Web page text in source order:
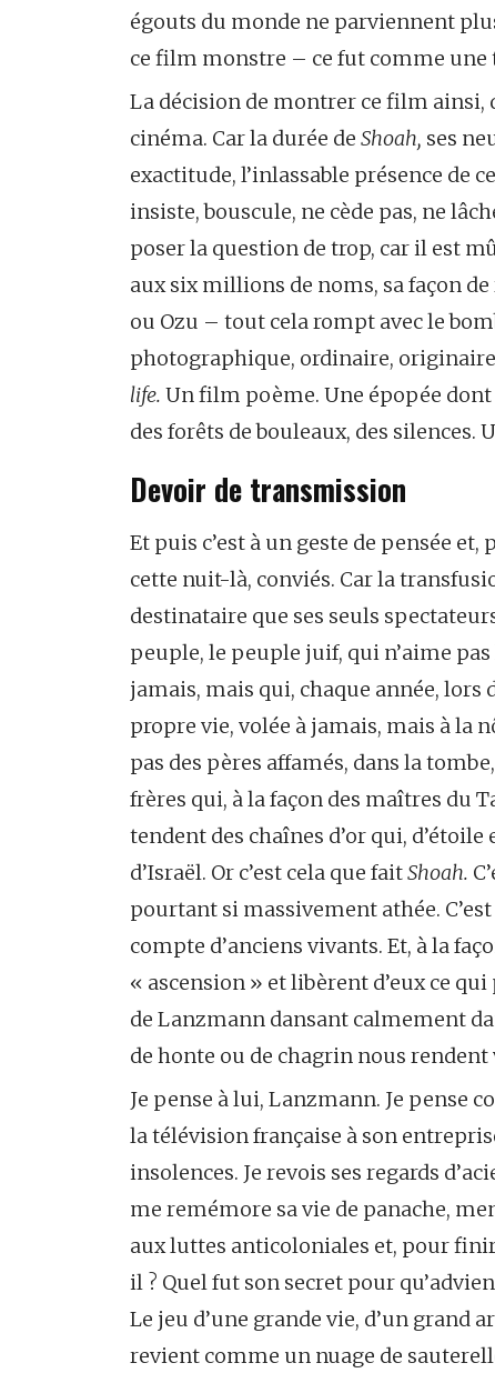
égouts du monde ne parviennent
ce film monstre – ce fut comme une
La décision de montrer ce film ainsi,
cinéma. Car la durée de Shoah, ses
exactitude, l’inlassable présence de
insiste, bouscule, ne cède pas, ne
poser la question de trop, car il est
aux six millions de noms, sa façon
ou Ozu – tout cela rompt avec le
photographique, ordinaire, originaire
life. Un film poème. Une épopée dont
des forêts de bouleaux, des
Devoir de transmission
Et puis c’est à un geste de pensée
cette nuit-là, conviés. Car la
destinataire que ses seuls
peuple, le peuple juif, qui n’aime pas
jamais, mais qui, chaque année, lors
propre vie, volée à jamais, mais à la
pas des pères affamés, dans la
frères qui, à la façon des maîtres du
tendent des chaînes d’or qui,
d’Israël. Or c’est cela que faitShoah.
pourtant si massivement athée.
compte d’anciens vivants. Et, à la
« ascension » et libèrent d’eux ce
de Lanzmann dansant calmement
de honte ou de chagrin nous
Je pense à lui, Lanzmann. Je pense
la télévision française à son
insolences. Je revois ses regards
me remémore sa vie de panache,
aux luttes anticoloniales et, pour
il ? Quel fut son secret pour
Le jeu d’une grande vie, d’un grand
revient comme un nuage de